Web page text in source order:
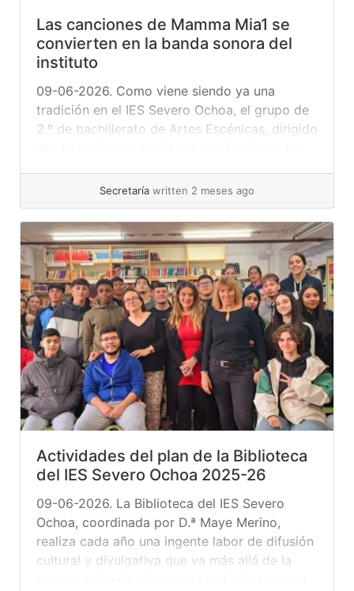
Las canciones de Mamma Mia1 se
convierten en la banda sonora del
instituto
09-06-2026. Como viene siendo ya una
tradición en el IES Severo Ochoa, el grupo de
2.º de bachillerato de Artes Escénicas, dirigido
la obra de teatro musical, Mamma Mia! Este
evento se ha convertido en uno de los
momentos... »read more
Secretaría written 2 meses ago
Actividades del plan de la Biblioteca
del IES Severo Ochoa 2025-26
09-06-2026. La Biblioteca del IES Severo
Ochoa, coordinada por D.ª Maye Merino,
realiza cada año una ingente labor de difusión
cultural y divulgativa que va más allá de la